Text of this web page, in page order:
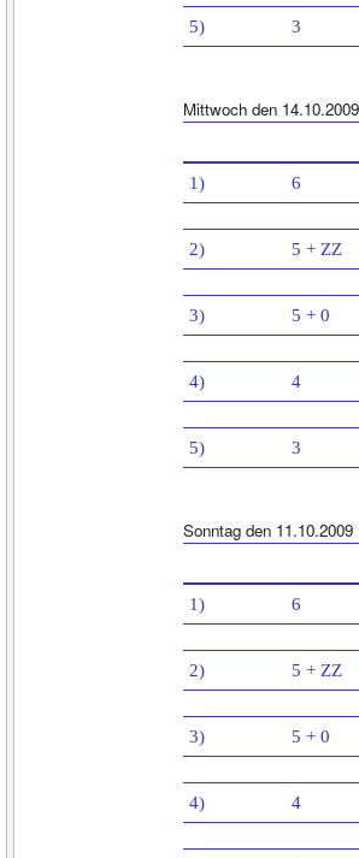
5) 3
Mittwoch den 14.10.2009
1) 6
2) 5 + ZZ
3) 5 + 0
4) 4
5) 3
Sonntag den 11.10.2009
1) 6
2) 5 + ZZ
3) 5 + 0
4) 4